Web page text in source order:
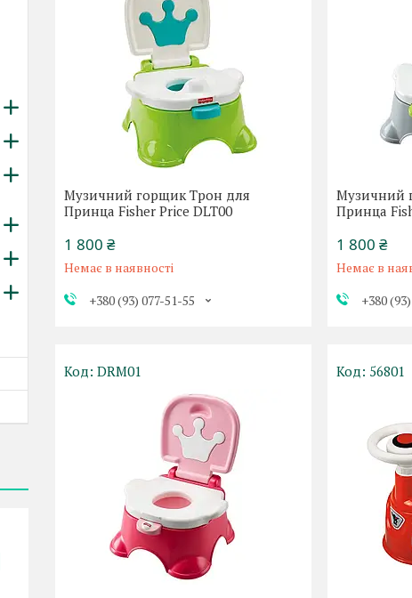
Музичний горщик Трон для
Принца Fisher Price DLT00
1 800 ₴
Немає в наявності
+380 (93) 077-51-55
Музичний
Принца
1 800 ₴
Немає в
+380
DRM01 56801